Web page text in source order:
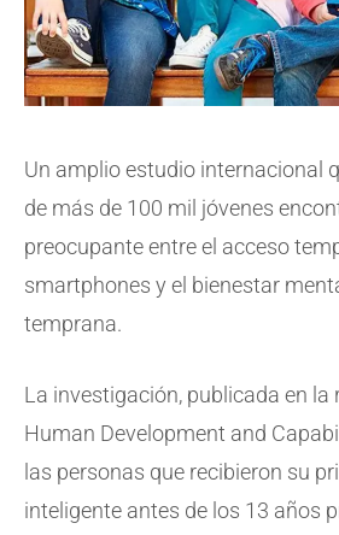
Un amplio estudio internacional
de más de 100 mil jóvenes
preocupante entre el acceso
smartphones y el bienestar
temprana.
La investigación, publicada en
Human Development and
las personas que recibieron su
inteligente antes de los 13 años